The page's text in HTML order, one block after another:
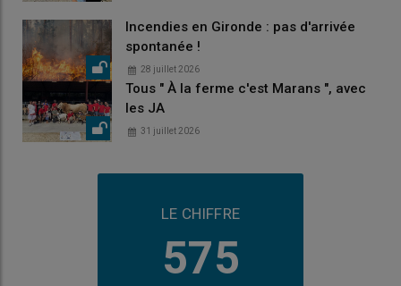
Incendies en Gironde : pas d'arrivée
spontanée !
28 juillet 2026
Tous " À la ferme c'est Marans ", avec
les JA
31 juillet 2026
LE CHIFFRE
575